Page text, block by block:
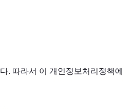
. 따라서 이 개인정보처리정책에